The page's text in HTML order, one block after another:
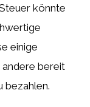
könnte
einige
andere bereit
bezahlen.